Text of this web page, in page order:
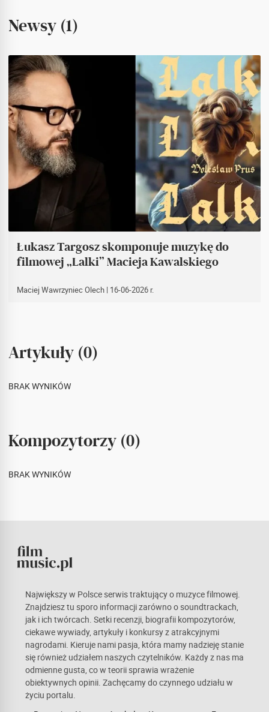
Newsy (1)
Łukasz Targosz skomponuje muzykę do
filmowej „Lalki” Macieja Kawalskiego
Maciej Wawrzyniec Olech | 16-06-2026 r.
Artykuły (0)
BRAK WYNIKÓW
Kompozytorzy (0)
BRAK WYNIKÓW
Największy w Polsce serwis traktujący o muzyce filmowej.
Znajdziesz tu sporo informacji zarówno o soundtrackach,
jak i ich twórcach. Setki recenzji, biografii kompozytorów,
ciekawe wywiady, artykuły i konkursy z atrakcyjnymi
nagrodami. Kieruje nami pasja, która mamy nadzieję stanie
się również udziałem naszych czytelników. Każdy z nas ma
odmienne gusta, co w teorii sprawia wrażenie
obiektywnych opinii. Zachęcamy do czynnego udziału w
życiu portalu.